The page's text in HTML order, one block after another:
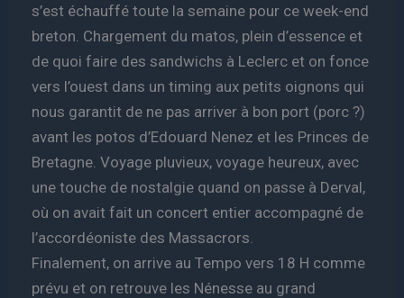
s’est échauffé toute la semaine pour ce week-end
breton. Chargement du matos, plein d’essence et
de quoi faire des sandwichs à Leclerc et on fonce
vers l’ouest dans un timing aux petits oignons qui
nous garantit de ne pas arriver à bon port (porc ?)
avant les potos d’Edouard Nenez et les Princes de
Bretagne. Voyage pluvieux, voyage heureux, avec
une touche de nostalgie quand on passe à Derval,
où on avait fait un concert entier accompagné de
l’accordéoniste des Massacrors.
Finalement, on arrive au Tempo vers 18 H comme
prévu et on retrouve les Nénesse au grand